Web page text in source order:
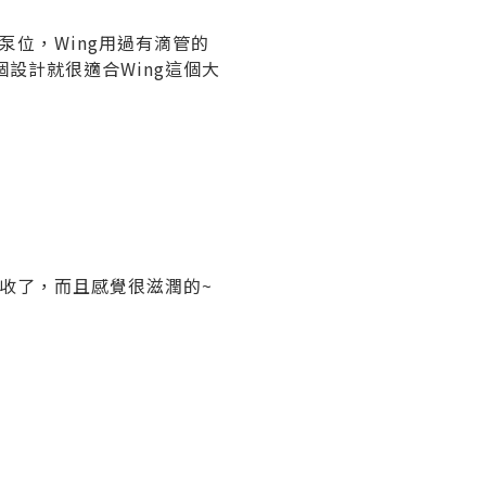
位，Wing用過有滴管的
設計就很適合Wing這個大
了，而且感覺很滋潤的~